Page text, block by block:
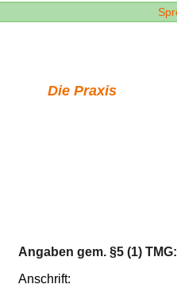
Die Praxis
Angaben gem. §5 (1) TMG:
Anschrift: